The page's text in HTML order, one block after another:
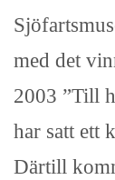
med det
2003 ”Till
har satt ett
Därtill